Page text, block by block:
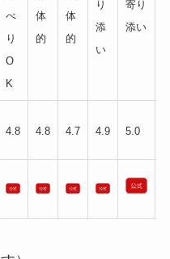
べ
り
O
K
体
的
体
的
り
添
い
寄り
添い
4.8 4.8 4.7 4.9 5.0